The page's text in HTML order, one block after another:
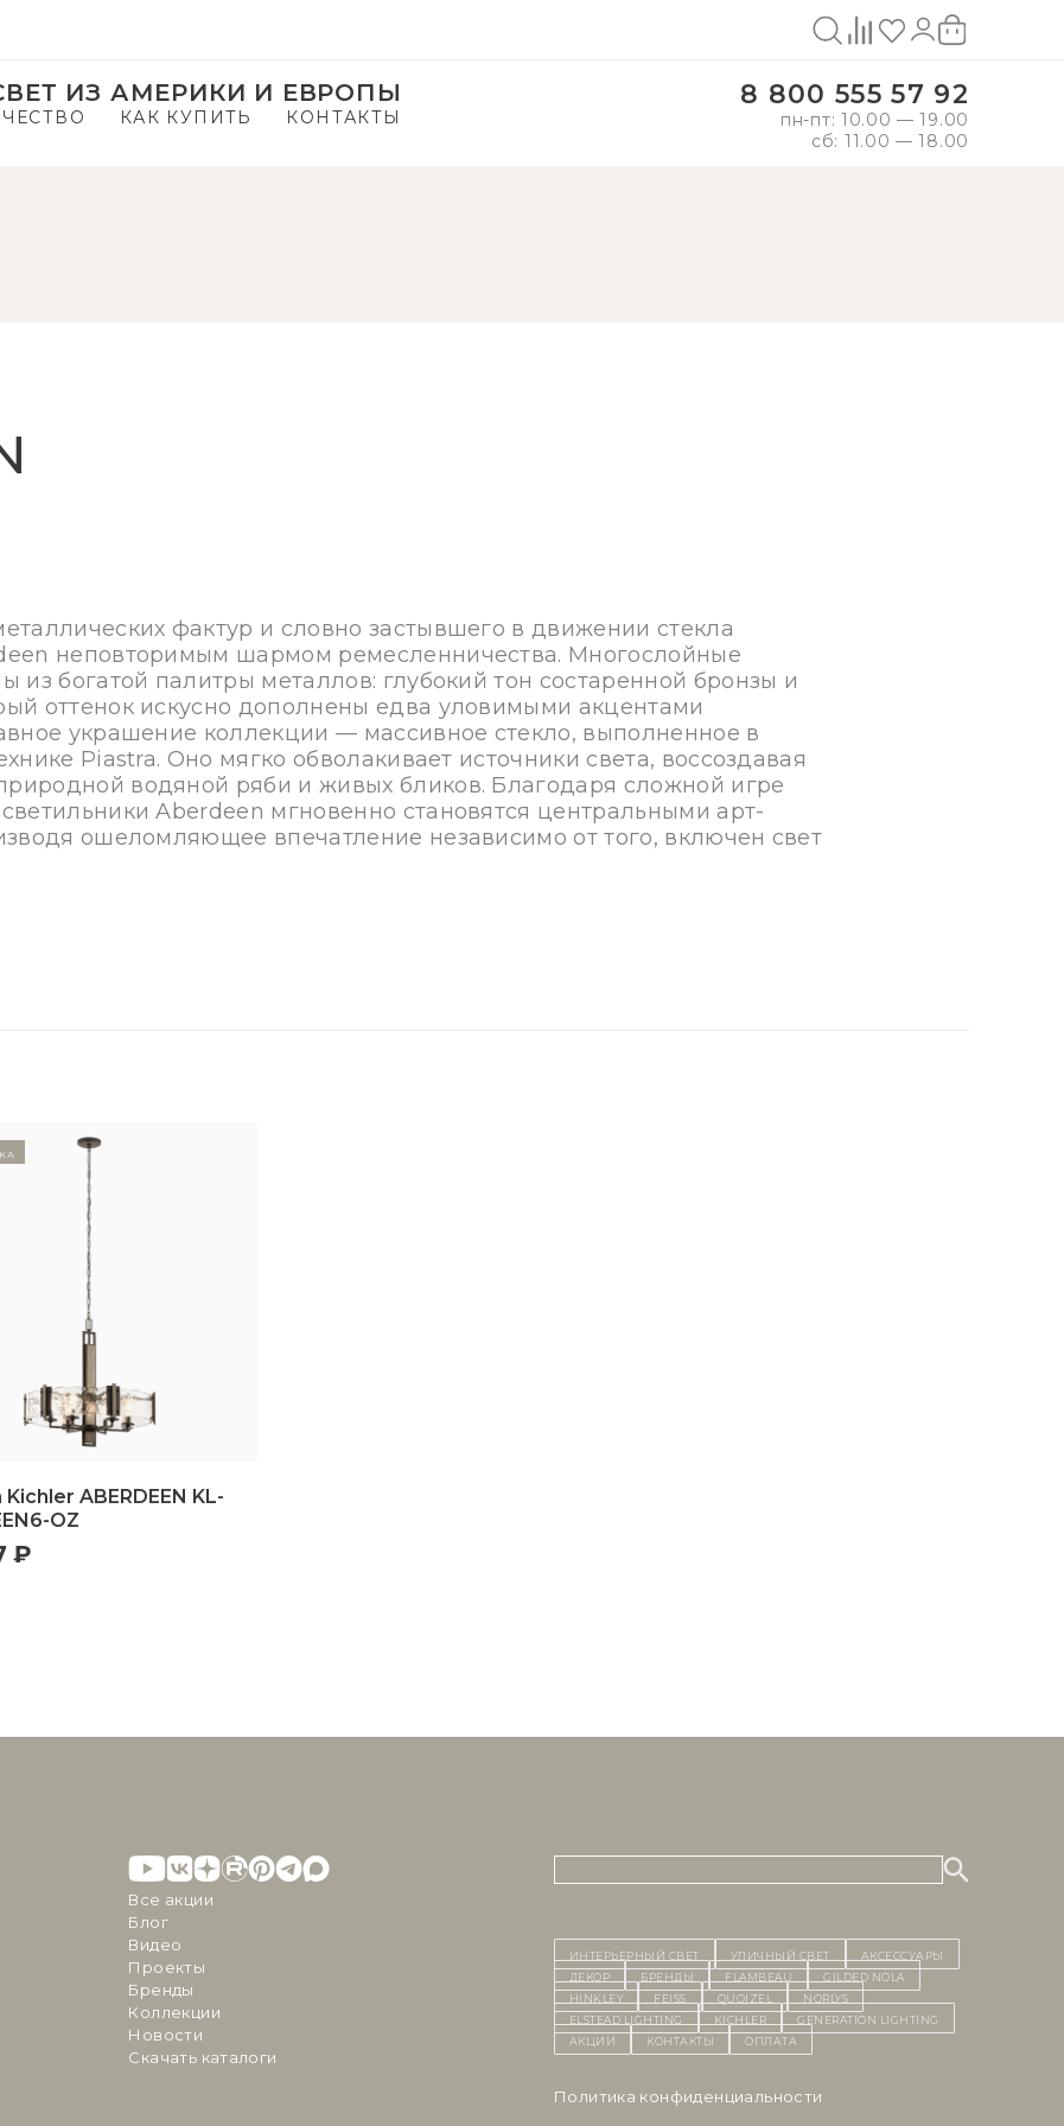
ИЗ АМЕРИКИ И ЕВРОПЫ
КАК КУПИТЬ КОНТАКТЫ
8 800 555 57 92
пн-пт: 10.00 — 19.00
сб: 11.00 — 18.00
фактур и словно застывшего в движении стекла
неповторимым шармом ремесленничества. Многослойные
из богатой палитры металлов: глубокий тон состаренной бронзы и
оттенок искусно дополнены едва уловимыми акцентами
украшение коллекции — массивное стекло, выполненное в
Piastra. Оно мягко обволакивает источники света, воссоздавая
водяной ряби и живых бликов. Благодаря сложной игре
Aberdeen мгновенно становятся центральными арт-
ошеломляющее впечатление независимо от того, включен свет
ABERDEEN KL-
OZ
₽
Все акции
Блог
Видео
Проекты
Бренды
Коллекции
Новости
Скачать каталоги
ИНТЕРЬЕРНЫЙ СВЕТ уличный СВЕТ
Аксессуары
декор
бренды Flambeau
Gilded Nola
Hinkley
Feiss Quoizel
Norlys
Elstead Lighting
Kichler
Generation Lighting
Акции
контакты Оплата
Политика конфиденциальности